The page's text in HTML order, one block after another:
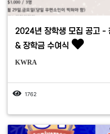
2024년 장학생 모집 공고 -
& 장학금 수여식
KWRA
1762